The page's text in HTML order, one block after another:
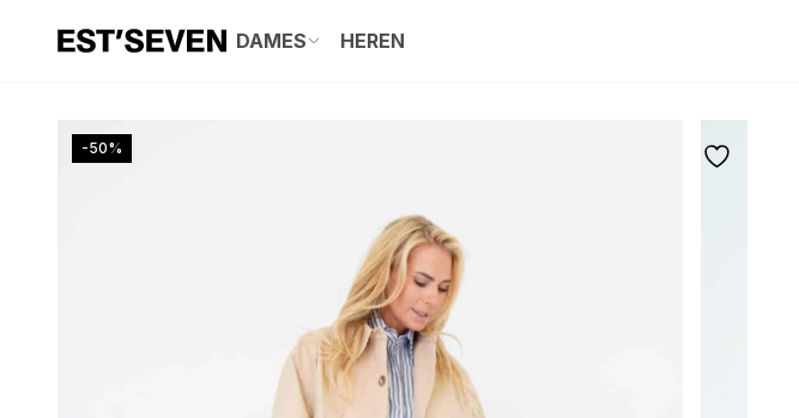
DAMES HEREN
-50%